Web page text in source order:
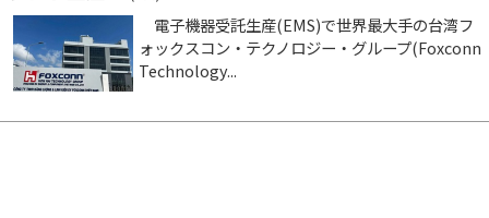
電子機器受託生産(EMS)で世界最大手の台湾フ
ォックスコン・テクノロジー・グループ(Foxconn
Technology...